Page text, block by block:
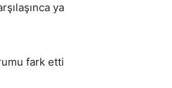
ya
fark etti